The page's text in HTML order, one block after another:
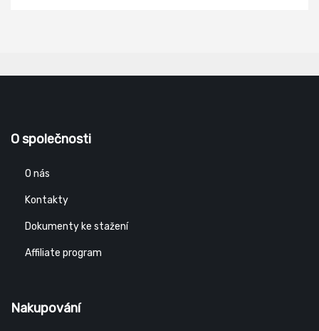
O společnosti
O nás
Kontakty
Dokumenty ke stažení
Affiliate program
Nakupování